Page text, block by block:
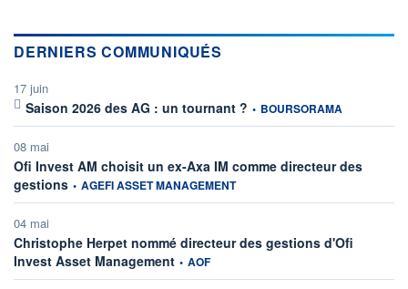
DERNIERS COMMUNIQUÉS
17 juin
Saison 2026 des AG : un tournant ? information fournie par
• BOURSORAMA
08 mai
Ofi Invest AM choisit un ex-Axa IM comme directeur des
gestions information fournie par
• AGEFI ASSET MANAGEMENT
04 mai
Christophe Herpet nommé directeur des gestions d'Ofi
Invest Asset Managementinformation fournie par
• AOF